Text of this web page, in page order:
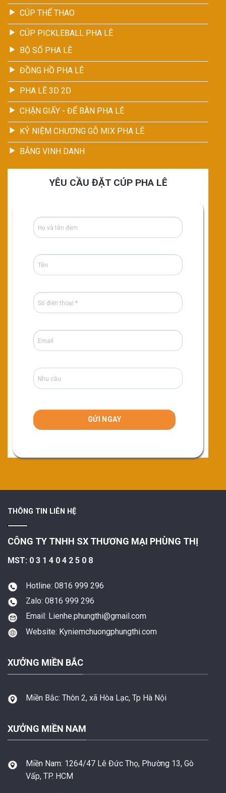
CÚP THỂ THAO
CÚP PICKLEBALL PHA LÊ
BỘ SỐ PHA LÊ
ĐỒNG HỒ PHA LÊ
PHA LÊ 3D 2D
CHẶN GIẤY - ĐỂ BÀN PHA LÊ
KỶ NIỆM CHƯƠNG GỖ MIX PHA LÊ
BẢNG VINH DANH
YÊU CẦU ĐẶT CÚP PHA LÊ
THÔNG TIN LIÊN HỆ
CÔNG TY TNHH SX THƯƠNG MẠI PHÙNG THỊ
MST: 0 3 1 4 0 4 2 5 0 8
Hotline: 0816 999 296
Zalo: 0816 999 296
Email: Lienhe.phungthi@gmail.com
Website: Kyniemchuongphungthi.com
XƯỞNG MIỀN BẮC
Miền Bắc: Thôn 2, xã Hòa Lạc, Tp Hà Nội
XƯỞNG MIỀN NAM
Miền Nam: 1264/47 Lê Đức Thọ, Phường 13, Gò
Vấp, TP. HCM